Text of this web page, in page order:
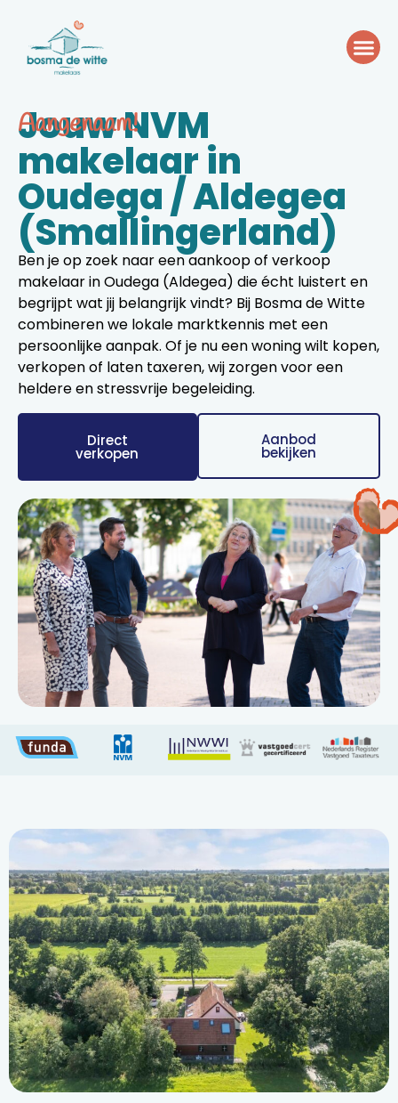
Aangenaam!
Jouw NVM
makelaar in
Oudega / Aldegea
(Smallingerland)
Ben je op zoek naar een aankoop of verkoop
makelaar in Oudega (Aldegea) die écht luistert en
begrijpt wat jij belangrijk vindt? Bij Bosma de Witte
combineren we lokale marktkennis met een
persoonlijke aanpak. Of je nu een woning wilt kopen,
verkopen of laten taxeren, wij zorgen voor een
heldere en stressvrije begeleiding.
Direct
verkopen
Aanbod
bekijken